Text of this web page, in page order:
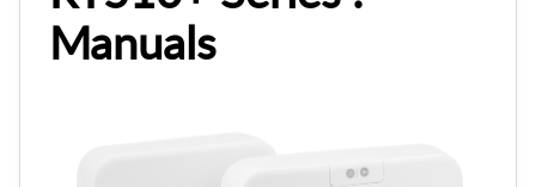
Manuals